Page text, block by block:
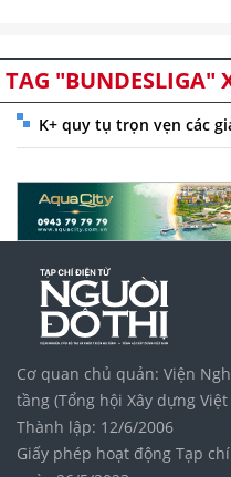
TAG "BUNDESLIGA"
K+ quy tụ trọn vẹn các
Cơ quan chủ quản: Viện
tầng (Tổng hội Xây dựng
Thành lập: 12/6/2006
Giấy phép hoạt động Tạp